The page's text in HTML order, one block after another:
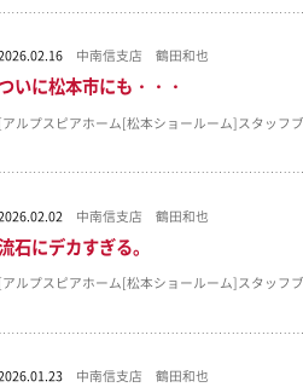
中南信支店 鶴田和也
ついに松本市にも・・・
[アルプスピアホーム[松本ショールーム]スタッフ
中南信支店 鶴田和也
石にデカすぎる。
[アルプスピアホーム[松本ショールーム]スタッフ
中南信支店 鶴田和也